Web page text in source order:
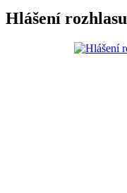
Hlášení rozhlasu